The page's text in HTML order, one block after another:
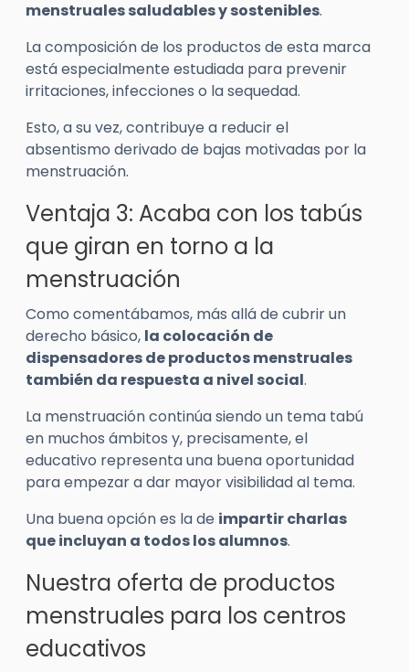
menstruales saludables y sostenibles.
La composición de los productos de esta marca
está especialmente estudiada para prevenir
irritaciones, infecciones o la sequedad.
Esto, a su vez, contribuye a reducir el
absentismo derivado de bajas motivadas por la
menstruación.
Ventaja 3: Acaba con los tabús
que giran en torno a la
menstruación
Como comentábamos, más allá de cubrir un
derecho básico, la colocación de
dispensadores de productos menstruales
también da respuesta a nivel social.
La menstruación continúa siendo un tema tabú
en muchos ámbitos y, precisamente, el
educativo representa una buena oportunidad
para empezar a dar mayor visibilidad al tema.
Una buena opción es la de impartir charlas
que incluyan a todos los alumnos.
Nuestra oferta de productos
menstruales para los centros
educativos